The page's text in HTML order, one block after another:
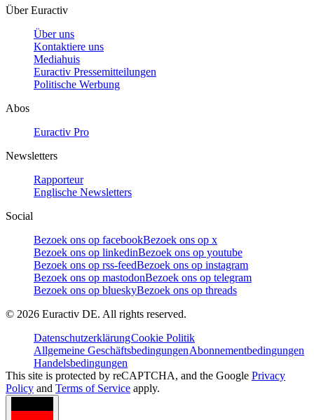
Über Euractiv
Über uns
Kontaktiere uns
Mediahuis
Euractiv Pressemitteilungen
Politische Werbung
Abos
Euractiv Pro
Newsletters
Rapporteur
Englische Newsletters
Social
Bezoek ons op facebookBezoek ons op x
Bezoek ons op linkedinBezoek ons op youtube
Bezoek ons op rss-feedBezoek ons op instagram
Bezoek ons op mastodonBezoek ons op telegram
Bezoek ons op blueskyBezoek ons op threads
© 2026 Euractiv DE. All rights reserved.
DatenschutzerklärungCookie Politik
Allgemeine GeschäftsbedingungenAbonnementbedingungen
Handelsbedingungen
This site is protected by reCAPTCHA, and the Google Privacy
Policy and Terms of Service apply.